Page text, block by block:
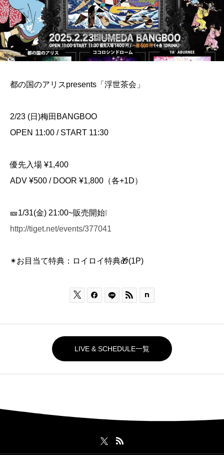
都の国のアリスpresents「浮世茶会」
2/23 (日)梅田BANGBOO
OPEN 11:00 / START 11:30
優先入場 ¥1,400
ADV ¥500 / DOOR ¥1,800（各+1D）
🎫1/31(金) 21:00~販売開始❕
http://tiget.net/events/377041
✴︎お目当て特典：ロイロイ特典🎁(1P)
  
LIVE & SCHEDULE一覧